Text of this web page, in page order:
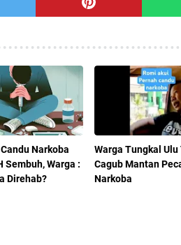
Narkoba
Sembuh, Warga :
Direhab?
Warga Tungkal Ulu
Cagub Mantan
Narkoba